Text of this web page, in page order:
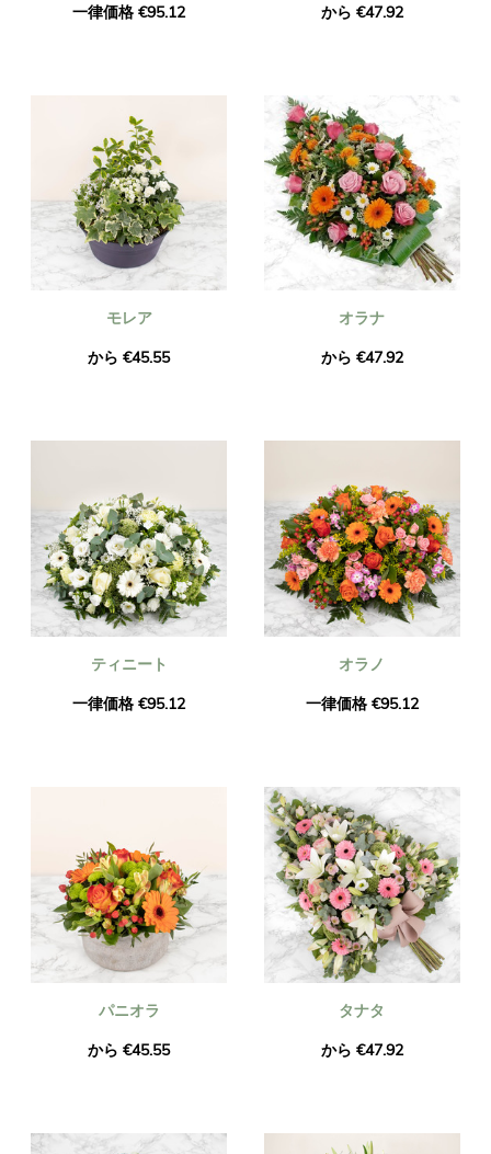
一律価格 €95.12
から €47.92
モレア
から €45.55
オラナ
から €47.92
ティニート
一律価格 €95.12
オラノ
一律価格 €95.12
パニオラ
から €45.55
タナタ
から €47.92